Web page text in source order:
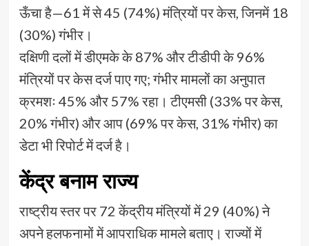
ऊँचा है—61 में से 45 (74%) मंत्रियों पर केस, जिनमें 18
(30%) गंभीर।
दक्षिणी दलों में डीएमके के 87% और टीडीपी के 96%
मंत्रियों पर केस दर्ज पाए गए; गंभीर मामलों का अनुपात
क्रमशः 45% और 57% रहा। टीएमसी (33% पर केस,
20% गंभीर) और आप (69% पर केस, 31% गंभीर) का
डेटा भी रिपोर्ट में दर्ज है।
केंद्र बनाम राज्य
राष्ट्रीय स्तर पर 72 केंद्रीय मंत्रियों में 29 (40%) ने
अपने हलफनामों में आपराधिक मामले बताए। राज्यों में